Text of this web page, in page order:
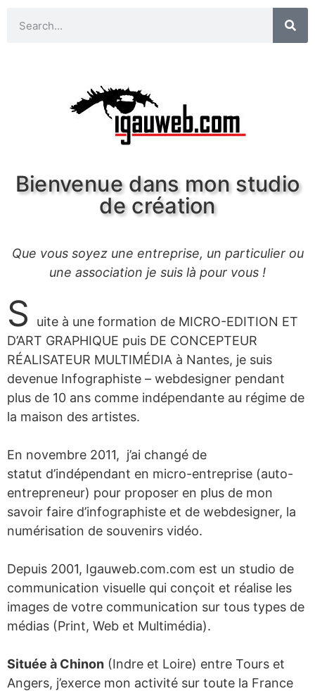
Bienvenue dans mon studio
de création
Que vous soyez une entreprise, un particulier ou
une association je suis là pour vous !
S
uite à une formation de MICRO-EDITION ET
D’ART GRAPHIQUE puis DE CONCEPTEUR
RÉALISATEUR MULTIMÉDIA à Nantes, je suis
devenue Infographiste – webdesigner pendant
plus de 10 ans comme indépendante au régime de
la maison des artistes.
En novembre 2011, j’ai changé de
statut d’indépendant en micro-entreprise (auto-
entrepreneur) pour proposer en plus de mon
savoir faire d’infographiste et de webdesigner, la
numérisation de souvenirs vidéo.
Depuis 2001, Igauweb.com.com est un studio de
communication visuelle qui conçoit et réalise les
images de votre communication sur tous types de
médias (Print, Web et Multimédia).
Située à Chinon (Indre et Loire) entre Tours et
Angers, j’exerce mon activité sur toute la France